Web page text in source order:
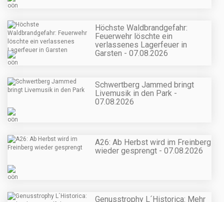
Höchste Waldbrandgefahr:
Feuerwehr löschte ein
verlassenes Lagerfeuer in
Garsten - 07.08.2026
Schwertberg Jammed bringt
Livemusik in den Park -
07.08.2026
A26: Ab Herbst wird im Freinberg
wieder gesprengt - 07.08.2026
Genusstrophy L´Historica: Mehr